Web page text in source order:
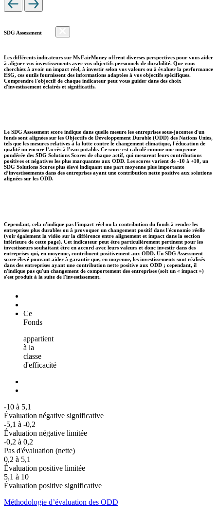
SDG Assessment
Les différents indicateurs sur MyFairMoney offrent diverses perspectives pour vous aider
à aligner vos investissements avec vos objectifs personnels de durabilité. Que vous
cherchiez à avoir un impact réel, à investir selon vos valeurs ou à évaluer la performance
ESG, ces outils fournissent des informations adaptées à vos objectifs spécifiques.
Comprendre l'objectif de chaque indicateur peut vous guider dans des choix
d'investissement éclairés et significatifs.
Le SDG Assessment score indique dans quelle mesure les entreprises sous-jacentes d'un
fonds sont alignées sur les Objectifs de Développement Durable (ODD) des Nations Unies,
tels que les mesures relatives à la lutte contre le changement climatique, l'éducation de
qualité ou encore l’accès à l’eau potable. Ce score est calculé comme une moyenne
pondérée des SDG Solutions Scores de chaque actif, qui mesurent leurs contributions
positives et négatives les plus marquantes aux ODD. Les scores varient de -10 à +10, un
SDG Solutions Scores plus élevé indiquant une part moyenne plus importante
d’investissements dans des entreprises ayant une contribution nette positive aux solutions
alignées sur les ODD.
Cependant, cela n'indique pas l'impact réel ou la contribution du fonds à rendre les
entreprises plus durables ou à provoquer un changement positif dans l'économie réelle
(voir également la vidéo sur la différence entre alignement et impact dans la section
inférieure de cette page). Cet indicateur peut être particulièrement pertinent pour les
investisseurs souhaitant être en accord avec leurs valeurs et donc investir dans des
entreprises qui, en moyenne, contribuent positivement aux ODD. Un SDG Assessment
score élevé pouvant aider à garantir que, en moyenne, les investissements sont réalisés
dans des entreprises ayant une contribution nette positive aux ODD ; cependant, il
n'indique pas qu'un changement de comportement des entreprises (soit un « impact »)
s'est produit à la suite de l'investissement.
Ce
Fonds
appartient
à la
classe
d'efficacité
-10 à 5,1
Évaluation négative significative
-5,1 à -0,2
Évaluation négative limitée
-0,2 à 0,2
Pas d'évaluation (nette)
0,2 à 5,1
Évaluation positive limitée
5,1 à 10
Évaluation positive significative
Méthodologie d’évaluation des ODD